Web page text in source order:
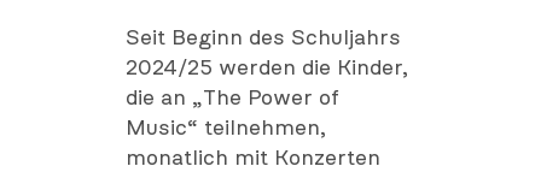
Seit Beginn des Schuljahrs
2024/25 werden die Kinder,
die an „The Power of
Music“ teilnehmen,
monatlich mit Konzerten